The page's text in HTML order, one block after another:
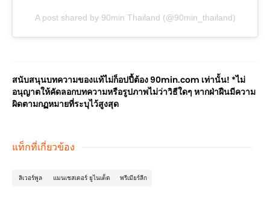
A post shared by 90min Thailand (@90min_thailand)
สนับสนุนบทความของแท้ไม่ก็อปปี้ต้อง 90min.com เท่านั้น! *ไม่
อนุญาตให้คัดลอกบทความหรือรูปภาพไม่ว่าวิธีใดๆ หากฝ่าฝืนมีความ
ผิดตามกฏหมายที่ระบุไว้สูงสุด
แท็กที่เกี่ยวข้อง
ลิเวอร์พูล แมนเชสเตอร์ ยูไนเต็ด พรีเมียร์ลีก